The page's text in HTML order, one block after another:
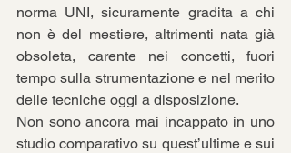
norma UNI, sicuramente gradita a chi
non è del mestiere, altrimenti nata già
obsoleta, carente nei concetti, fuori
tempo sulla strumentazione e nel merito
delle tecniche oggi a disposizione.
Non sono ancora mai incappato in uno
studio comparativo su quest’ultime e sui